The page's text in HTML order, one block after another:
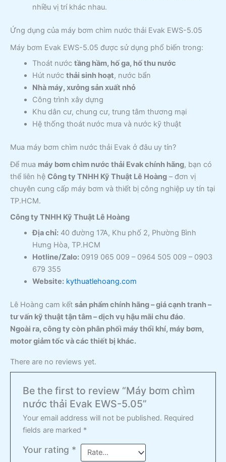
nhiều vị trí khác nhau.
Ứng dụng của máy bơm chìm nước thải Evak EWS-5.05
Máy bơm Evak EWS-5.05 được sử dụng phổ biến trong:
Thoát nước tầng hầm, hố ga, hố thu nước
Hút nước thải sinh hoạt, nước bẩn
Nhà máy, xưởng sản xuất nhỏ
Công trình xây dựng
Khu dân cư, chung cư, trung tâm thương mại
Hệ thống thoát nước mưa và nước kỹ thuật
Mua máy bơm chìm nước thải Evak ở đâu uy tín?
Để mua máy bơm chìm nước thải Evak chính hãng, bạn có
thể liên hệ Công ty TNHH Kỹ Thuật Lê Hoàng – đơn vị
chuyên cung cấp máy bơm và thiết bị công nghiệp uy tín tại
TP.HCM.
Công ty TNHH Kỹ Thuật Lê Hoàng
Địa chỉ:40 đường 17A, Khu phố 2, Phường Bình
Hưng Hòa, TP.HCM
Hotline/Zalo:0919 065 009 – 0964 505 009 – 0903
679 355
Website: kythuatlehoang.com
Lê Hoàng cam kết sản phẩm chính hãng – giá cạnh tranh –
tư vấn kỹ thuật tận tâm – dịch vụ hậu mãi chu đáo.
Ngoài ra, công ty còn phân phối máy thổi khí, máy bơm,
motor giảm tốc và các thiết bị khác.
There are no reviews yet.
Be the first to review “Máy bơm chìm
nước thải Evak EWS-5.05”
Your email address will not be published. Required
fields are marked *
Your rating *